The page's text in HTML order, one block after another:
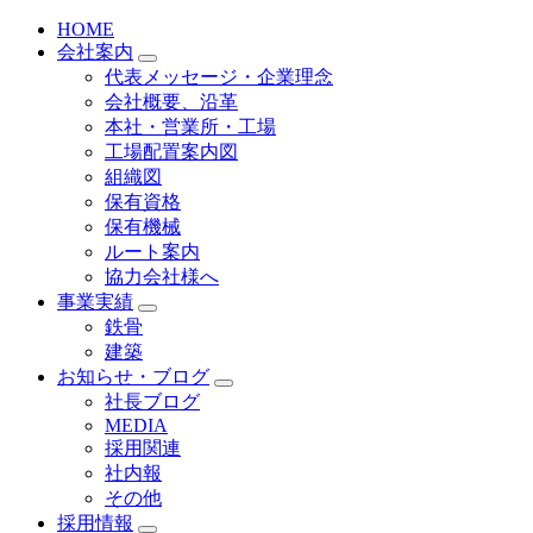
HOME
会社案内
代表メッセージ・企業理念
会社概要、沿革
本社・営業所・工場
工場配置案内図
組織図
保有資格
保有機械
ルート案内
協力会社様へ
事業実績
鉄骨
建築
お知らせ・ブログ
社長ブログ
MEDIA
採用関連
社内報
その他
採用情報